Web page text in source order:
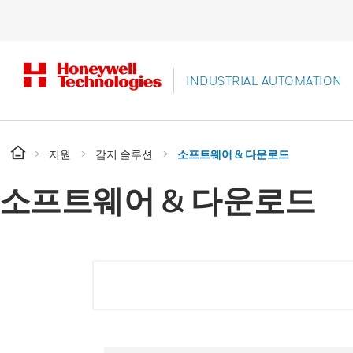
INDUSTRIAL AUTOMATION
지원 감지 솔루션 소프트웨어 & 다운로드
프트웨어 & 다운로드